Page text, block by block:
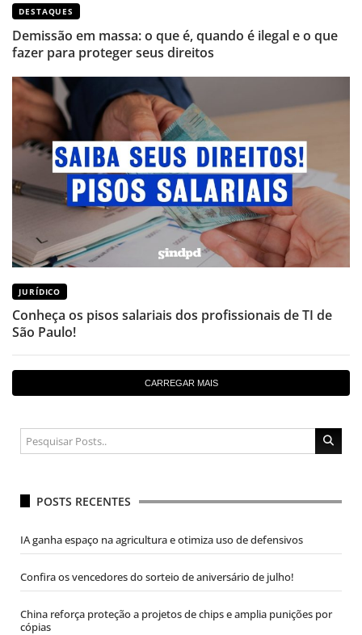
DESTAQUES
Demissão em massa: o que é, quando é ilegal e o que
fazer para proteger seus direitos
JURÍDICO
Conheça os pisos salariais dos profissionais de TI de
São Paulo!
CARREGAR MAIS
POSTS RECENTES
IA ganha espaço na agricultura e otimiza uso de defensivos
Confira os vencedores do sorteio de aniversário de julho!
China reforça proteção a projetos de chips e amplia punições por
cópias